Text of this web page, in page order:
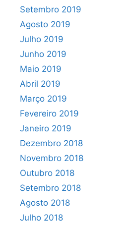
Setembro 2019
Agosto 2019
Julho 2019
Junho 2019
Maio 2019
Abril 2019
Março 2019
Fevereiro 2019
Janeiro 2019
Dezembro 2018
Novembro 2018
Outubro 2018
Setembro 2018
Agosto 2018
Julho 2018